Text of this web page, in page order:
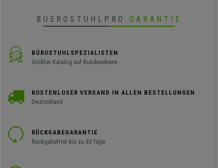
BUEROSTUHLPRO GARANTIE
BÜROSTUHLSPEZIALISTEN
Größter Katalog auf Bundesebene
KOSTENLOSER VERSAND IN ALLEN BESTELLUNGEN
Deutschland
RÜCKGABEGARANTIE
Rückgabefrist bis zu 30 Tage